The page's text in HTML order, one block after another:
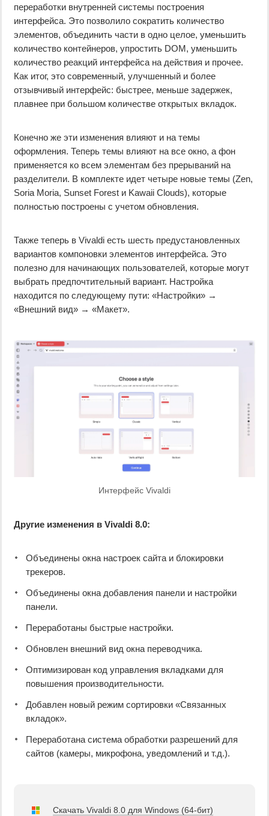
переработки внутренней системы построения
интерфейса. Это позволило сократить количество
элементов, объединить части в одно целое, уменьшить
количество контейнеров, упростить DOM, уменьшить
количество реакций интерфейса на действия и прочее.
Как итог, это современный, улучшенный и более
отзывчивый интерфейс: быстрее, меньше задержек,
плавнее при большом количестве открытых вкладок.
Конечно же эти изменения влияют и на темы
оформления. Теперь темы влияют на все окно, а фон
применяется ко всем элементам без прерываний на
разделители. В комплекте идет четыре новые темы (Zen,
Soria Moria, Sunset Forest и Kawaii Clouds), которые
полностью построены с учетом обновления.
Также теперь в Vivaldi есть шесть предустановленных
вариантов компоновки элементов интерфейса. Это
полезно для начинающих пользователей, которые могут
выбрать предпочтительный вариант. Настройка
находится по следующему пути: «Настройки» →
«Внешний вид» → «Макет».
Интерфейс Vivaldi
Другие изменения в Vivaldi 8.0:
Объединены окна настроек сайта и блокировки
трекеров.
Объединены окна добавления панели и настройки
панели.
Переработаны быстрые настройки.
Обновлен внешний вид окна переводчика.
Оптимизирован код управления вкладками для
повышения производительности.
Добавлен новый режим сортировки «Связанных
вкладок».
Переработана система обработки разрешений для
сайтов (камеры, микрофона, уведомлений и т.д.).
Скачать Vivaldi 8.0 для Windows (64-бит)